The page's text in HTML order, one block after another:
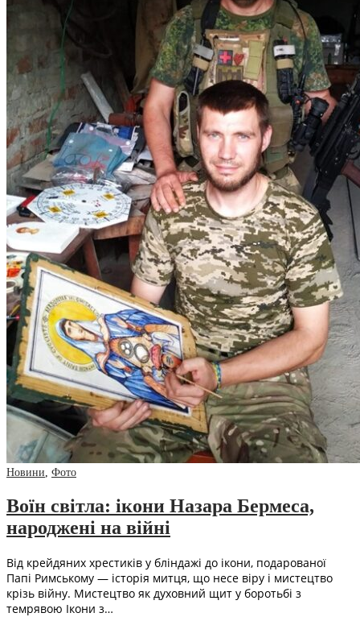
Новини Фото
Воїн світла: ікони Назара Бермеса,
народжені на війні
Від крейдяних хрестиків у бліндажі до ікони, подарованої
Папі Римському — історія митця, що несе віру і мистецтво
крізь війну. Мистецтво як духовний щит у боротьбі з
темрявою Ікони з…